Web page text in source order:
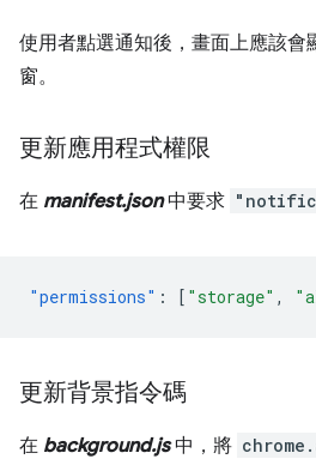
使用者點選通知後，畫面上應該會
窗。
更新應用程式權限
在 manifest.json中要求
"permissions" : [ "storage" ,
更新背景指令碼
在 background.js中，將